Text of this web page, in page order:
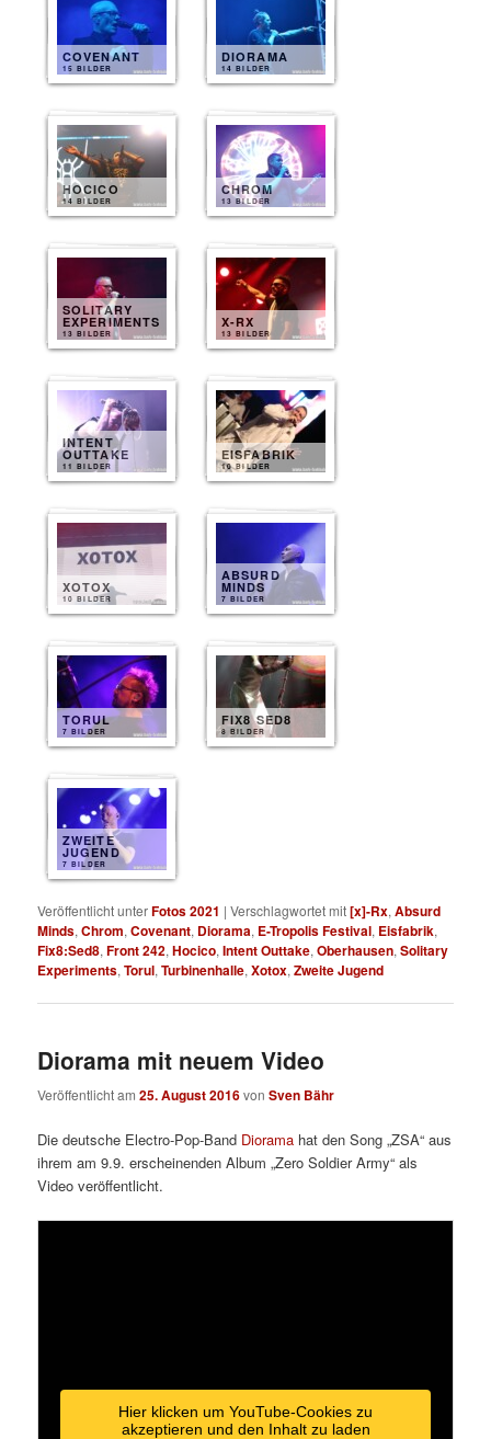
COVENANT
15 BILDER
DIORAMA
14 BILDER
HOCICO
14 BILDER
CHROM
13 BILDER
SOLITARY
EXPERIMENTS
13 BILDER
X-RX
13 BILDER
INTENT
OUTTAKE
11 BILDER
EISFABRIK
10 BILDER
XOTOX
10 BILDER
ABSURD
MINDS
7 BILDER
TORUL
7 BILDER
FIX8 SED8
8 BILDER
ZWEITE
JUGEND
7 BILDER
Veröffentlicht unterFotos 2021 |Verschlagwortet mit[x]-Rx,Absurd
Minds,Chrom,Covenant, Diorama, E-Tropolis Festival, Eisfabrik,
Fix8:Sed8,Front 242,Hocico,Intent Outtake,Oberhausen,Solitary
Experiments,Torul,Turbinenhalle,Xotox,Zweite Jugend
Diorama mit neuem Video
Veröffentlicht am25. August 2016vonSven Bähr
Die deutsche Electro-Pop-Band Diorama hat den Song „ZSA“ aus
ihrem am 9.9. erscheinenden Album „Zero Soldier Army“ als
Video veröffentlicht.
Hier klicken um YouTube-Cookies zu
akzeptieren und den Inhalt zu laden